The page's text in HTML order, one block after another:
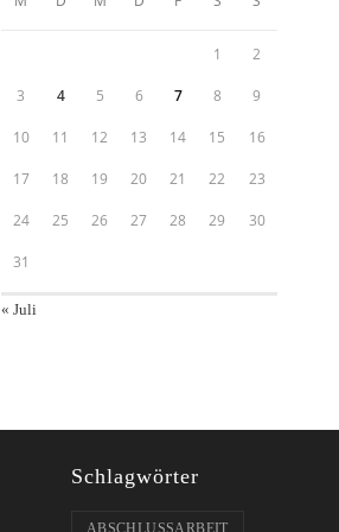
1 2
3 4 5 6 7 8 9
10 11 12 13 14 15 16
17 18 19 20 21 22 23
24 25 26 27 28 29 30
31
« Juli
Schlagwörter
ABSCHLUSSARBEIT